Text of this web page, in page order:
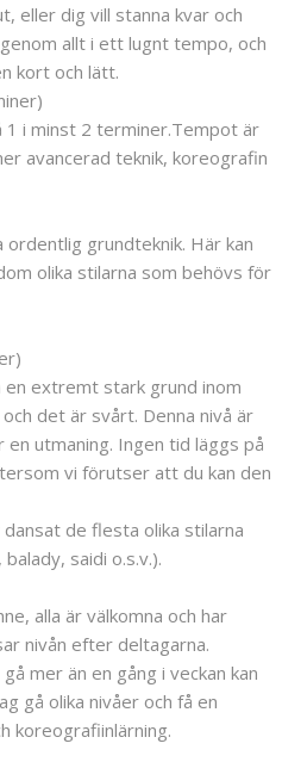
eller dig vill stanna kvar och
allt i ett lugnt tempo, och
kort och lätt.
1 i minst 2 terminer.Tempot är
avancerad teknik, koreografin
ordentlig grundteknik. Här kan
olika stilarna som behövs för
extremt stark grund inom
det är svårt. Denna nivå är
utmaning. Ingen tid läggs på
vi förutser att du kan den
de flesta olika stilarna
saidi o.s.v.).
alla är välkomna och har
nivån efter deltagarna.
mer än en gång i veckan kan
gå olika nivåer och få en
koreografiinlärning.